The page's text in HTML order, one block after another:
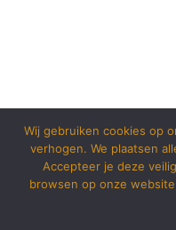
Wij gebruiken cookies op
verhogen. We plaatsen
Accepteer je deze
browsen op onze